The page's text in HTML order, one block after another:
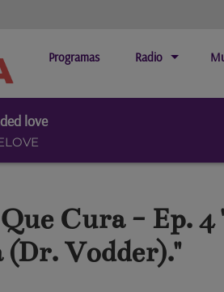
Programas Radio
love
Cura - Ep.
Vodder)."